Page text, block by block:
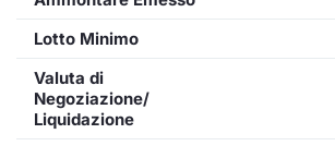
Lotto Minimo
Valuta di
Negoziazione/
Liquidazione